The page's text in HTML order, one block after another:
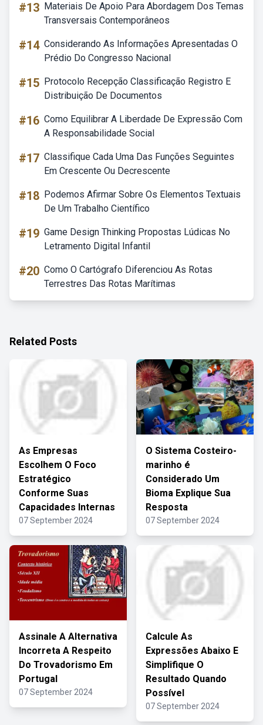
#13 Materiais De Apoio Para Abordagem Dos Temas
Transversais Contemporâneos
#14 Considerando As Informações Apresentadas O
Prédio Do Congresso Nacional
#15 Protocolo Recepção Classificação Registro E
Distribuição De Documentos
#16 Como Equilibrar A Liberdade De Expressão Com
A Responsabilidade Social
#17 Classifique Cada Uma Das Funções Seguintes
Em Crescente Ou Decrescente
#18 Podemos Afirmar Sobre Os Elementos Textuais
De Um Trabalho Científico
#19 Game Design Thinking Propostas Lúdicas No
Letramento Digital Infantil
#20 Como O Cartógrafo Diferenciou As Rotas
Terrestres Das Rotas Marítimas
Related Posts
As Empresas
Escolhem O Foco
Estratégico
Conforme Suas
Capacidades Internas
07 September 2024
O Sistema Costeiro-
marinho é
Considerado Um
Bioma Explique Sua
Resposta
07 September 2024
Assinale A Alternativa
Incorreta A Respeito
Do Trovadorismo Em
Portugal
07 September 2024
Calcule As
Expressões Abaixo E
Simplifique O
Resultado Quando
Possível
07 September 2024